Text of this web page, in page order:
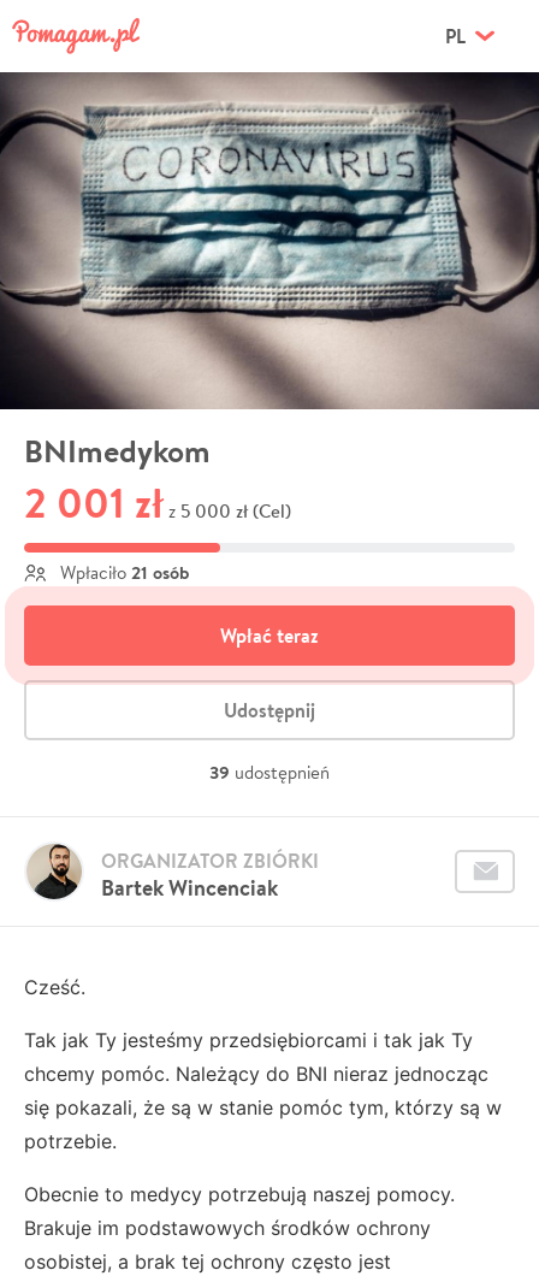
PL
BNImedykom
2 001 zł z 5 000 zł (Cel)
Wpłaciło 21 osób
Wpłać teraz
Udostępnij
39 udostępnień
Bartek Wincenciak
ORGANIZATOR ZBIÓRKI
Cześć.
Tak jak Ty jesteśmy przedsiębiorcami i tak jak Ty
chcemy pomóc. Należący do BNI nieraz jednocząc
się pokazali, że są w stanie pomóc tym, którzy są w
potrzebie.
Obecnie to medycy potrzebują naszej pomocy.
Brakuje im podstawowych środków ochrony
osobistej, a brak tej ochrony często jest